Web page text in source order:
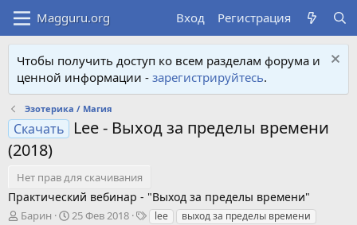
Вход Регистрация
Чтобы получить доступ ко всем разделам форума и
ценной информации - зарегистрируйтесь.
Эзотерика / Магия
Скачать
Lee - Выход за пределы времени
(2018)
Нет прав для скачивания
Практический вебинар - "Выход за пределы времени"
А
Барин
Д
25 Фев 2018
Т lee выход за пределы времени